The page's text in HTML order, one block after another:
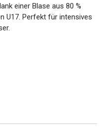
einer Blase aus 80 %
U17. Perfekt für intensives